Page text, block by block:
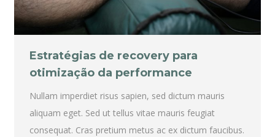
Estratégias de recovery para
otimização da performance
Nullam imperdiet risus sapien, sed dictum mauris
aliquam eget. Sed ut tellus vitae mauris feugiat
consequat. Cras pretium metus ac ex dictum faucibus.